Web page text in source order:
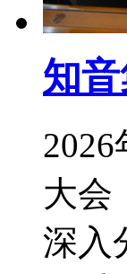
知
大会
深入